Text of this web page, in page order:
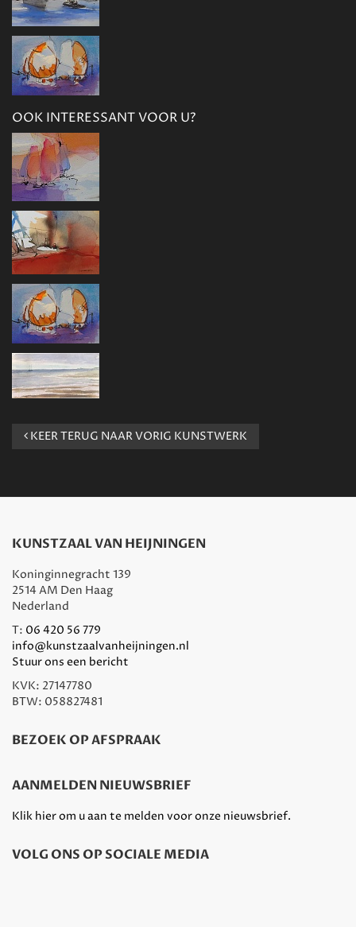
OOK INTERESSANT VOOR U?
KEER TERUG NAAR VORIG KUNSTWERK
KUNSTZAAL VAN HEIJNINGEN
Koninginnegracht 139
2514 AM Den Haag
Nederland
T: 06 420 56 779
info@kunstzaalvanheijningen.nl
Stuur ons een bericht
KVK: 27147780
BTW: 058827481
BEZOEK OP AFSPRAAK
AANMELDEN NIEUWSBRIEF
Klik hier om u aan te melden voor onze nieuwsbrief.
VOLG ONS OP SOCIALE MEDIA